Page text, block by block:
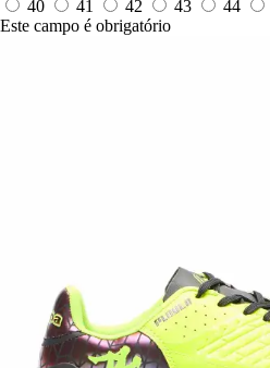
40 41 42 43 44
Este campo é obrigatório